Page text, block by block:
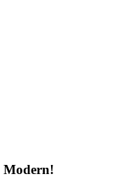
Modern!